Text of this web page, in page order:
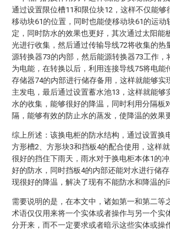
通过设置限位槽11和限位块12，这样不仅能够
移动块61的位置，同时也能使移动块61的运动
定，同时防水的效果也更好，其次通过太阳能
光进行收集，然后通过传输导线72将收集的热
源转换器73的内部，然后能源转换器73工作，
为电能，在转换以后，利用连接导线75将电能
存储器74的内部进行储存备用，这样就能够实
主发电，最后通过设置蓄水池13，这样就能够
水的收集，能够很好的降温，同时利用分隔板
隔，能够有效的防止水的蒸发，使降温的效果
综上所述：该换电柜的防水结构，通过设置换
方形槽2、方形块3和挡板4的配合使用，这样
很好的挡住下雨天，雨水对于换电柜本体1的
好的防水，同时挡板4的内部还能对水进行储
现很好的降温，解决了现有不能防水和降温的
需要说明的是，在本文中，诸如第一和第二等
术语仅仅用来将一个实体或者操作与另一个实
分开来，而不一定要求或者暗示这些实体或操